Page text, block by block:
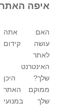
איפה
האם אתה
עושה קידום
לאתר
האינטרנט
שלך? היכן
ממוקם האתר
שלך במנועי